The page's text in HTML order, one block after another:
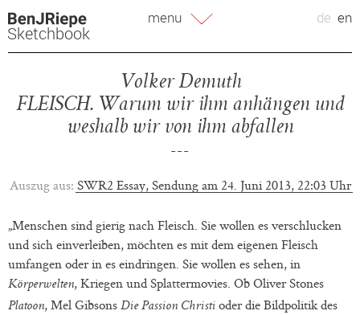
Zum
Inhalt
Sketchbook
de en
menu
Volker Demuth
FLEISCH. Warum wir ihm anhängen und
weshalb wir von ihm abfallen
Auszug aus: SWR2 Essay, Sendung am 24. Juni 2013, 22:03 Uhr
„Menschen sind gierig nach Fleisch. Sie wollen es verschlucken
und sich einverleiben, möchten es mit dem eigenen Fleisch
umfangen oder in es eindringen. Sie wollen es sehen, in
Körperwelten, Kriegen und Splattermovies. Ob Oliver Stones
Platoon, Mel Gibsons Die Passion Christi oder die Bildpolitik des